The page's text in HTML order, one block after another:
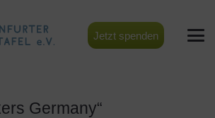
Jetzt spenden
Germany“